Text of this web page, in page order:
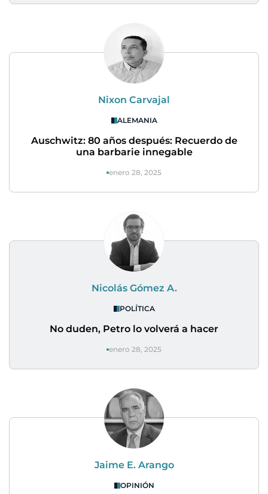
Nixon Carvajal
ALEMANIA
Auschwitz: 80 años después: Recuerdo de
una barbarie innegable
enero 28, 2025
Nicolás Gómez A.
POLÍTICA
No duden, Petro lo volverá a hacer
enero 28, 2025
Jaime E. Arango
OPINIÓN